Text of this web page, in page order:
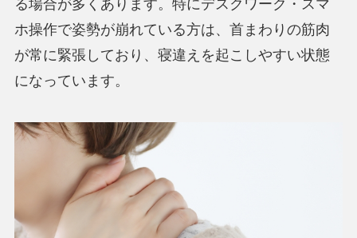
る場合が多くあります。特にデスクワーク・スマ
ホ操作で姿勢が崩れている方は、首まわりの筋肉
が常に緊張しており、寝違えを起こしやすい状態
になっています。